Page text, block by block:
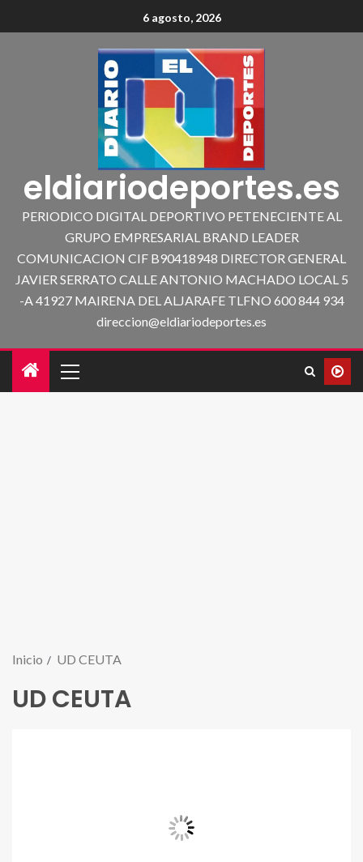
6 agosto, 2026
eldiariodeportes.es
PERIODICO DIGITAL DEPORTIVO PETENECIENTE AL
GRUPO EMPRESARIAL BRAND LEADER
COMUNICACION CIF B90418948 DIRECTOR GENERAL
JAVIER SERRATO CALLE ANTONIO MACHADO LOCAL 5
-A 41927 MAIRENA DEL ALJARAFE TLFNO 600 844 934
direccion@eldiariodeportes.es
Inicio UD CEUTA
UD CEUTA